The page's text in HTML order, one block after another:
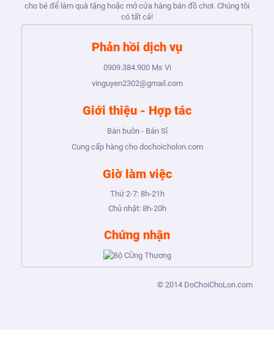
cho bé để làm quà tặng hoặc mở cửa hàng bán đồ chơi. Chúng tôi
có tất cả!
Phản hồi dịch vụ
0909.384.900Ms Vi
vinguyen2302@gmail.com
Giới thiệu - Hợp tác
Bán buôn - Bán Sỉ
Cung cấp hàng cho dochoicholon.com
Giờ làm việc
Thứ 2-7:8h-21h
Chủ nhật:8h-20h
Chứng nhận
© 2014 DoChoiChoLon.com